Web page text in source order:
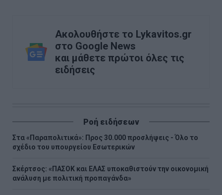
Ακολουθήστε το Lykavitos.gr
στο Google News
και μάθετε πρώτοι όλες τις
ειδήσεις
Ροή ειδήσεων
Στα «Παραπολιτικά»: Προς 30.000 προσλήψεις - Όλο το
σχέδιο του υπουργείου Εσωτερικών
Σκέρτσος: «ΠΑΣΟΚ και ΕΛΑΣ υποκαθιστούν την οικονομική
ανάλυση με πολιτική προπαγάνδα»